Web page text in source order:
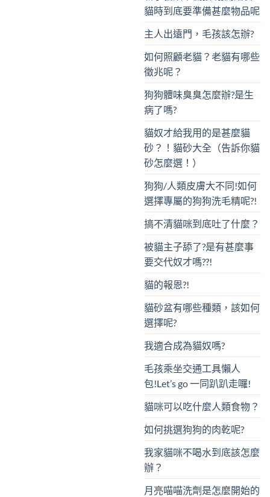
貓時到底要準備甚麼物品呢
主人出遠門，毛孩該怎辦?
如何照顧老貓？老貓有哪些
徵兆呢？
狗狗體味臭臭怎麼辦?是生
病了嗎?
貓奴才給我用的是甚麼貓
砂？！貓砂大全（告訴你貓
砂怎麼選！）
狗狗/人類皮膚大不同!如何
選擇專屬的狗狗洗毛精呢?!
搞不清貓咪到底吐了什麼？
被貓主子舔了?是有甚麼事
要交代奴才嗎??!
貓的報恩?!
貓砂盆有哪些種類，該如何
選擇呢?
我適合成為貓奴嗎?
毛孩乘坐交通工具懶人
包!Let’s go 一同趴趴走囉!
貓咪可以吃什麼人類食物？
如何挑選狗狗的肉乾呢?
我家貓咪不喝水到底該怎麼
辦？
月亮喵喵洗劑是怎麼開始的